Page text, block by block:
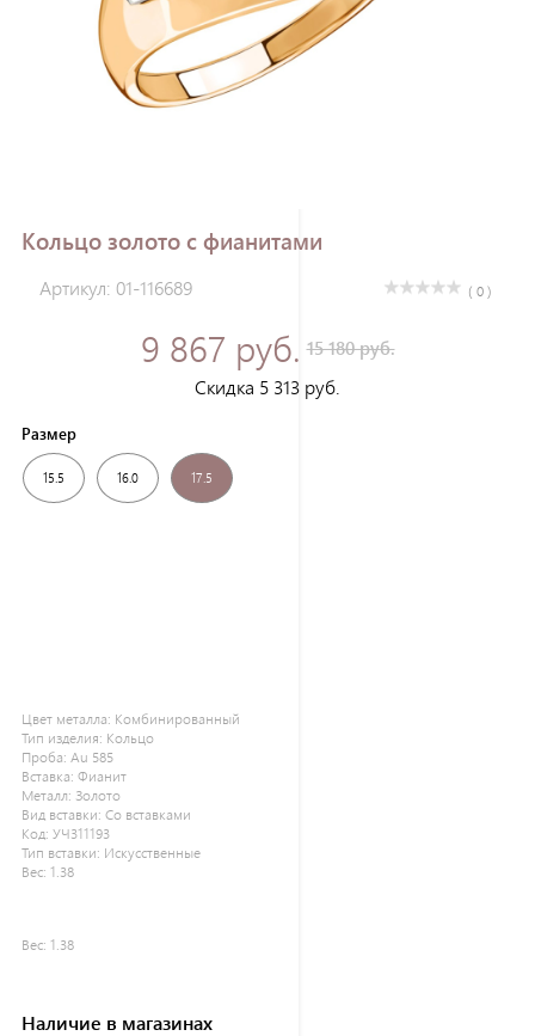
Кольцо золото с фианитами
Артикул: 01-116689 ( 0 )
9 867 руб. 15 180 руб.
Скидка 5 313 руб.
Размер
15.5 16.0 17.5
Цвет металла: Комбинированный
Тип изделия: Кольцо
Проба: Au 585
Вставка: Фианит
Металл: Золото
Вид вставки: Со вставками
Код: УЧ311193
Тип вставки: Искусственные
Вес: 1.38
Вес: 1.38
Наличие в магазинах
Зарегистрироваться